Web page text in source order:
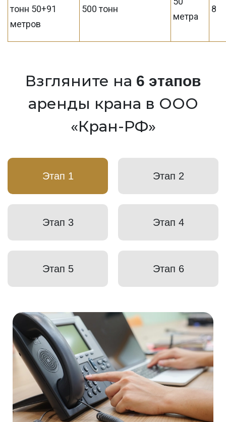
тонн 50+91
метров
500 тонн
метра
8
Взгляните на 6 этапов
аренды крана в ООО
«Кран-РФ»
Этап 1 Этап 2
Этап 3 Этап 4
Этап 5 Этап 6